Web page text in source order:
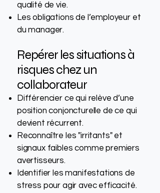
qualité de vie.
Les obligations de l’employeur et
du manager.
Repérer les situations à
risques chez un
collaborateur
Différencier ce qui relève d’une
position conjoncturelle de ce qui
devient récurrent.
Reconnaître les "irritants" et
signaux faibles comme premiers
avertisseurs.
Identifier les manifestations de
stress pour agir avec efficacité.